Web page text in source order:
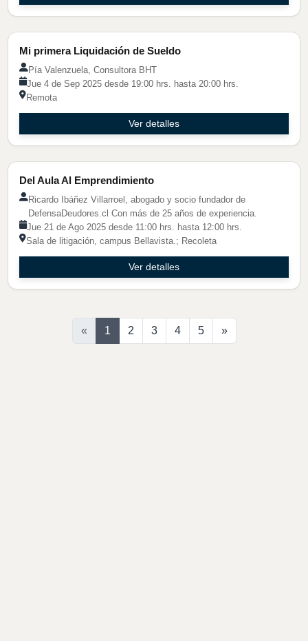
Charla Tendencia
Mi primera Liquidación de Sueldo
Pía Valenzuela, Consultora BHT
Jue 4 de Sep 2025 desde 19:00 hrs. hasta 20:00 hrs.
Remota
Ver detalles
Charla Tendencia
Del Aula Al Emprendimiento
Ricardo Ibáñez Villarroel, abogado y socio fundador de
DefensaDeudores.cl Con más de 25 años de experiencia.
Jue 21 de Ago 2025 desde 11:00 hrs. hasta 12:00 hrs.
Sala de litigación, campus Bellavista.; Recoleta
Ver detalles
« 1 2 3 4 5 »Siguiente